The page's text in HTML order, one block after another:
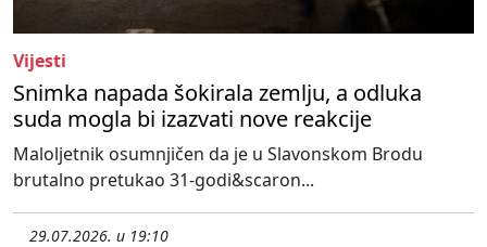
Vijesti
Snimka napada šokirala zemlju, a odluka
suda mogla bi izazvati nove reakcije
Maloljetnik osumnjičen da je u Slavonskom Brodu
brutalno pretukao 31-godi&scaron...
29.07.2026. u 19:10